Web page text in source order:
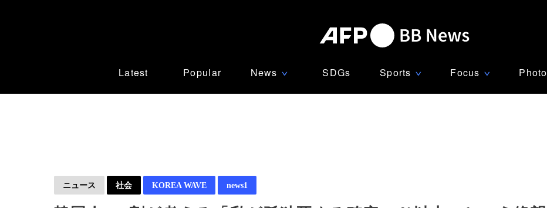
Latest Popular News ∨ SDGs Sports ∨ Focus ∨ Photo
ニュース 社会 KOREA WAVE news1